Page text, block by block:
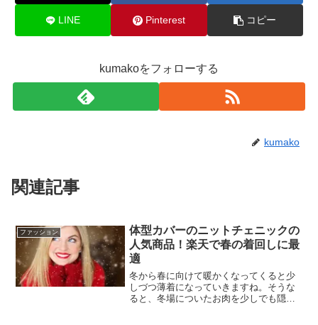
LINE Pinterest コピー
kumakoをフォローする
kumako
関連記事
ファッション
体型カバーのニットチェニックの
人気商品！楽天で春の着回しに最
適
冬から春に向けて暖かくなってくると少
しづつ薄着になっていきますね。そうな
ると、冬場についたお肉を少しでも隠せ